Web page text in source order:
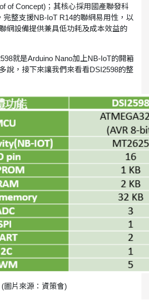
of Concept)；其核心採用國產聯發科
完整支援NB-IoT R14的聯網易用性，以
網設備提供兼具低功耗及成本效益的
就是Arduino Nano加上NB-IoT的開箱
說，接下來讓我們來看看DSI2598的整
圖片來源：資策會)